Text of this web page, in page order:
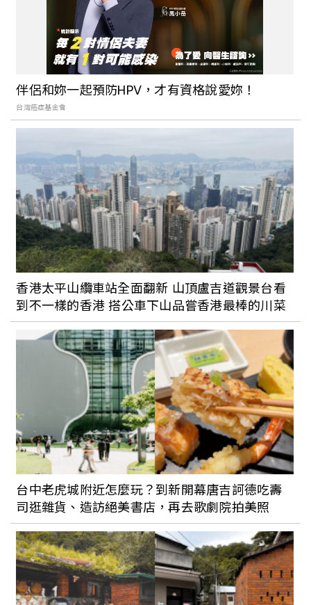
【個人意見專欄】安靜的奢華
【個人意見專欄】永遠年輕
【個人意見專欄】扮裝遊戲
【個人意見專欄】關於分居
伴侶和妳一起預防HPV，才有資格說愛妳！
台灣癌症基金會
香港太平山纜車站全面翻新 山頂盧吉道觀景台看
到不一樣的香港 搭公車下山品嘗香港最棒的川菜
台中老虎城附近怎麼玩？到新開幕唐吉訶德吃壽
司逛雜貨、造訪絕美書店，再去歌劇院拍美照